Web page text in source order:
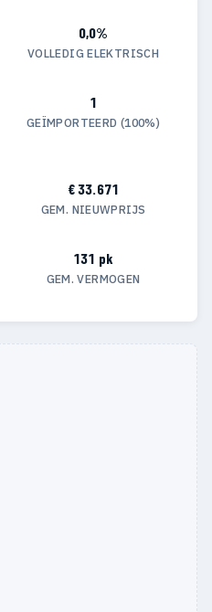
0,0%
VOLLEDIG ELEKTRISCH
1
GEÏMPORTEERD (100%)
€ 33.671
GEM. NIEUWPRIJS
131 pk
GEM. VERMOGEN